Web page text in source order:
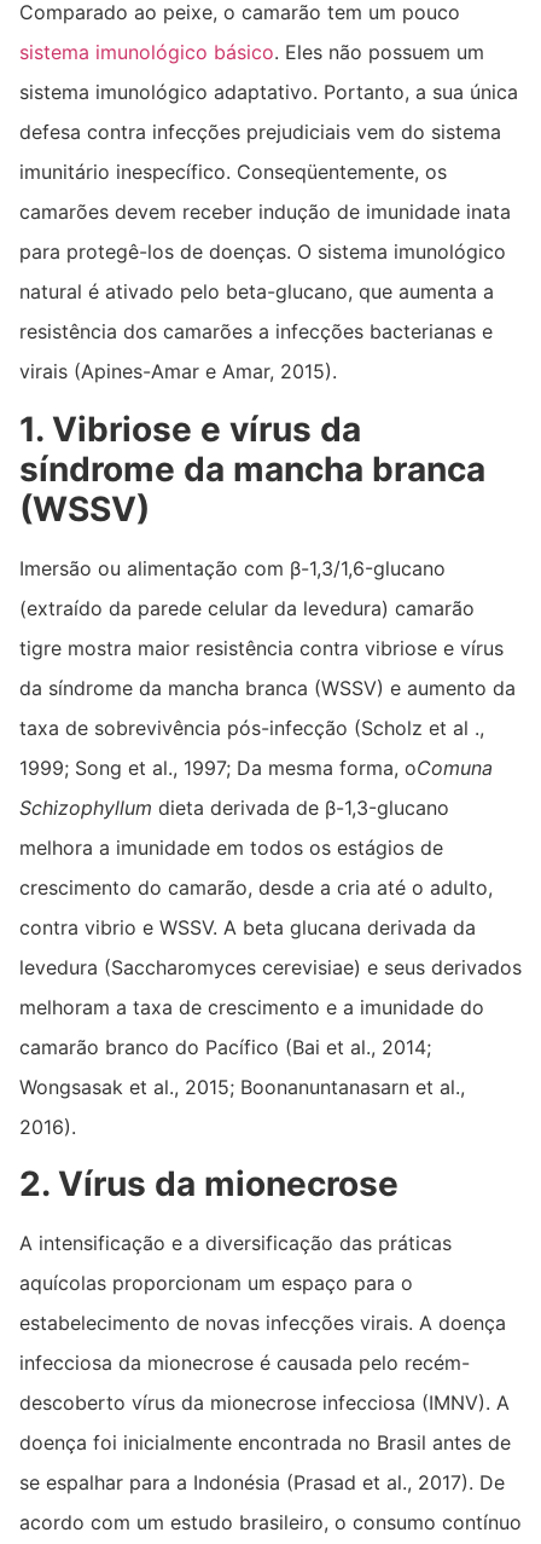
Comparado ao peixe, o camarão tem um pouco
sistema imunológico básico. Eles não possuem um
sistema imunológico adaptativo. Portanto, a sua única
defesa contra infecções prejudiciais vem do sistema
imunitário inespecífico. Conseqüentemente, os
camarões devem receber indução de imunidade inata
para protegê-los de doenças. O sistema imunológico
natural é ativado pelo beta-glucano, que aumenta a
resistência dos camarões a infecções bacterianas e
virais (Apines-Amar e Amar, 2015).
1. Vibriose e vírus da
síndrome da mancha branca
(WSSV)
Imersão ou alimentação com β-1,3/1,6-glucano
(extraído da parede celular da levedura) camarão
tigre mostra maior resistência contra vibriose e vírus
da síndrome da mancha branca (WSSV) e aumento da
taxa de sobrevivência pós-infecção (Scholz et al .,
1999; Song et al., 1997; Da mesma forma, oComuna
Schizophyllum dieta derivada de β-1,3-glucano
melhora a imunidade em todos os estágios de
crescimento do camarão, desde a cria até o adulto,
contra vibrio e WSSV. A beta glucana derivada da
levedura (Saccharomyces cerevisiae) e seus derivados
melhoram a taxa de crescimento e a imunidade do
camarão branco do Pacífico (Bai et al., 2014;
Wongsasak et al., 2015; Boonanuntanasarn et al.,
2016).
2. Vírus da mionecrose
A intensificação e a diversificação das práticas
aquícolas proporcionam um espaço para o
estabelecimento de novas infecções virais. A doença
infecciosa da mionecrose é causada pelo recém-
descoberto vírus da mionecrose infecciosa (IMNV). A
doença foi inicialmente encontrada no Brasil antes de
se espalhar para a Indonésia (Prasad et al., 2017). De
acordo com um estudo brasileiro, o consumo contínuo